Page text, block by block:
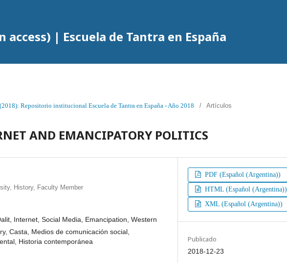
| Escuela de Tantra en España
Repositorio institucional Escuela de Tantra en España - Año 2018 / Artículos
AND EMANCIPATORY POLITICS
History, Faculty Member
Internet, Social Media, Emancipation, Western
Casta, Medios de comunicación social,
Historia contemporánea
PDF (Español (Argentina))
HTML (Español (Argentina))
XML (Español (Argentina))
Publicado
2018-12-23